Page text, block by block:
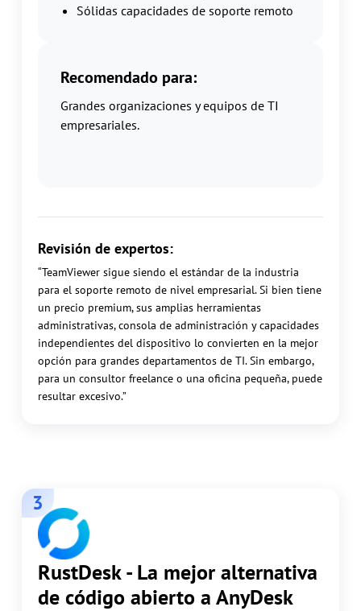
Sólidas capacidades de soporte remoto
Recomendado para:
Grandes organizaciones y equipos de TI
empresariales.
Revisión de expertos:
“TeamViewer sigue siendo el estándar de la industria
para el soporte remoto de nivel empresarial. Si bien tiene
un precio premium, sus amplias herramientas
administrativas, consola de administración y capacidades
independientes del dispositivo lo convierten en la mejor
opción para grandes departamentos de TI. Sin embargo,
para un consultor freelance o una oficina pequeña, puede
resultar excesivo.”
3
RustDesk - La mejor alternativa
de código abierto a AnyDesk